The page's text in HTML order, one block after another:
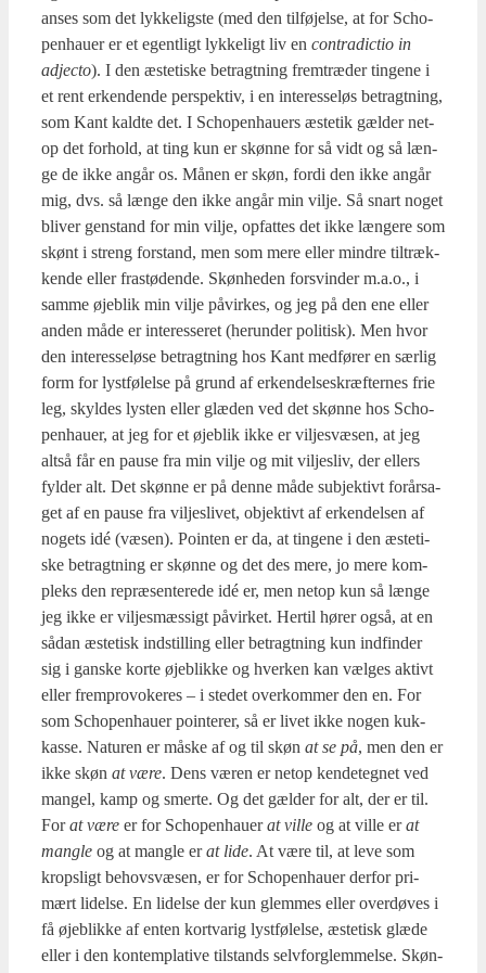
anses som det lyk­ke­lig­ste (med den til­fø­jel­se, at for Scho­
pen­hau­er er et egent­ligt lyk­ke­ligt liv en con­tra­di­ctio in
adjecto). I den æste­ti­ske betragt­ning frem­træ­der tin­ge­ne i
et rent erken­den­de per­spek­tiv, i en inter­es­se­løs betragt­ning,
som Kant kald­te det. I Scho­pen­hau­ers æste­tik gæl­der net­
op det for­hold, at ting kun er skøn­ne for så vidt og så læn­
ge de ikke angår os. Månen er skøn, for­di den ikke angår
mig, dvs. så læn­ge den ikke angår min vil­je. Så snart noget
bli­ver gen­stand for min vil­je, opfat­tes det ikke læn­ge­re som
skønt i streng for­stand, men som mere eller min­dre til­træk­
ken­de eller fra­stø­de­n­de. Skøn­he­den for­svin­der m.a.o., i
sam­me øje­blik min vil­je påvir­kes, og jeg på den ene eller
anden måde er inter­es­se­ret (her­un­der poli­tisk). Men hvor
den inter­es­se­lø­se betragt­ning hos Kant med­fø­rer en sær­lig
form for lyst­fø­lel­se på grund af erken­del­ses­kræf­ter­nes frie
leg, skyl­des lysten eller glæ­den ved det skøn­ne hos Scho­
pen­hau­er, at jeg for et øje­blik ikke er vil­jesvæ­sen, at jeg
alt­så får en pau­se fra min vil­je og mit vil­jes­liv, der ellers
fyl­der alt. Det skøn­ne er på den­ne måde sub­jek­tivt for­år­sa­
get af en pau­se fra vil­jes­li­vet, objek­tivt af erken­del­sen af
nogets idé (væsen). Poin­ten er da, at tin­ge­ne i den æste­ti­
ske betragt­ning er skøn­ne og det des mere, jo mere kom­
pleks den repræ­sen­te­re­de idé er, men net­op kun så læn­ge
jeg ikke er vil­jes­mæs­sigt påvir­ket. Her­til hører også, at en
sådan æste­tisk indstil­ling eller betragt­ning kun ind­fin­der
sig i gan­ske kor­te øje­blik­ke og hver­ken kan væl­ges aktivt
eller frem­pro­vo­ke­res – i ste­det over­kom­mer den en. For
som Scho­pen­hau­er poin­te­r­er, så er livet ikke nogen kuk­
kas­se. Natu­ren er måske af og til skøn at se på, men den er
ikke skøn at være. Dens væren er net­op ken­de­teg­net ved
man­gel, kamp og smer­te. Og det gæl­der for alt, der er til.
Forat være er for Scho­pen­hau­erat vil­le og at vil­le erat
mang­le og at mang­le erat lide. At være til, at leve som
kro­p­s­ligt behovsvæ­sen, er for Scho­pen­hau­er der­for pri­
mært lidel­se. En lidel­se der kun glem­mes eller over­dø­ves i
få øje­blik­ke af enten kortva­rig lyst­fø­lel­se, æste­tisk glæ­de
eller i den kon­tem­p­la­ti­ve til­stands selv­forg­lem­mel­se. Skøn­